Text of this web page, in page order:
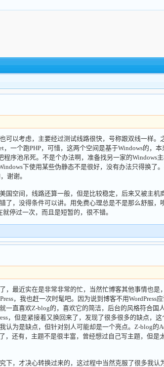
以考虑，主要经过测试线路很快，号称跟双线一样。
一个跑PHP，可惜，这两个空间是基于Windows的，本
序池吊死。不是个办法啊，准备找另一家的Windows主
下使用某些伪静态不是很好，没有办法只得换了
谢谢。
空间，线路还算一般，但是比较稳定，后来又被主机
了，没得条件可以讲。用免费心理总是不是那么舒服，
停过一次，而且是短暂的，很不错。
最近实在是非常非常的忙，当然忙博客其他事情也是
，我也赶一次时髦吧。因为说到博客不用WordPress
直喜欢Z-blog的，喜欢它的简洁，后台的风格符合国人
，但是紧接着又换回来了，发现了很多很多的缺点，这
认为是缺点，但针对别人可能却是一个亮点。Z-blog的
还有，主题不是很丰富，曾经想过自己写主题，但是
，才决心转换过来的，这过程中当然克服了很多我认